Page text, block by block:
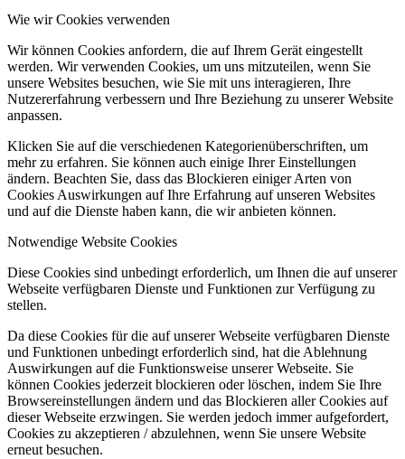
Wie wir Cookies verwenden
Wir können Cookies anfordern, die auf Ihrem Gerät eingestellt
werden. Wir verwenden Cookies, um uns mitzuteilen, wenn Sie
unsere Websites besuchen, wie Sie mit uns interagieren, Ihre
Nutzererfahrung verbessern und Ihre Beziehung zu unserer Website
anpassen.
Klicken Sie auf die verschiedenen Kategorienüberschriften, um
mehr zu erfahren. Sie können auch einige Ihrer Einstellungen
ändern. Beachten Sie, dass das Blockieren einiger Arten von
Cookies Auswirkungen auf Ihre Erfahrung auf unseren Websites
und auf die Dienste haben kann, die wir anbieten können.
Notwendige Website Cookies
Diese Cookies sind unbedingt erforderlich, um Ihnen die auf unserer
Webseite verfügbaren Dienste und Funktionen zur Verfügung zu
stellen.
Da diese Cookies für die auf unserer Webseite verfügbaren Dienste
und Funktionen unbedingt erforderlich sind, hat die Ablehnung
Auswirkungen auf die Funktionsweise unserer Webseite. Sie
können Cookies jederzeit blockieren oder löschen, indem Sie Ihre
Browsereinstellungen ändern und das Blockieren aller Cookies auf
dieser Webseite erzwingen. Sie werden jedoch immer aufgefordert,
Cookies zu akzeptieren / abzulehnen, wenn Sie unsere Website
erneut besuchen.